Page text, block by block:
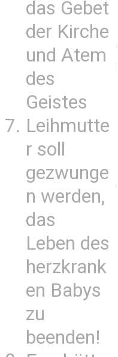
das Gebet
der Kirche
und Atem
des
Geistes
Leihmutte
r soll
gezwunge
n werden,
das
Leben des
herzkrank
en Babys
zu
beenden!